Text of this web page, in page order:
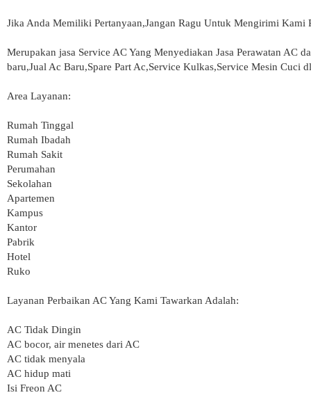
Jika Anda Memiliki Pertanyaan,Jangan Ragu Untuk Mengirimi
Merupakan jasa Service AC Yang Menyediakan Jasa Perawatan AC
baru,Jual Ac Baru,Spare Part Ac,Service Kulkas,Service Mesin Cuci
Area Layanan:
Rumah Tinggal
Rumah Ibadah
Rumah Sakit
Perumahan
Sekolahan
Apartemen
Kampus
Kantor
Pabrik
Hotel
Ruko
Layanan Perbaikan AC Yang Kami Tawarkan Adalah:
AC Tidak Dingin
AC bocor, air menetes dari AC
AC tidak menyala
AC hidup mati
Isi Freon AC